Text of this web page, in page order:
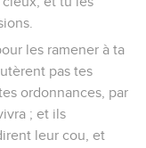
les ramener à ta
pas tes
ordonnances, par
; et ils
leur cou, et